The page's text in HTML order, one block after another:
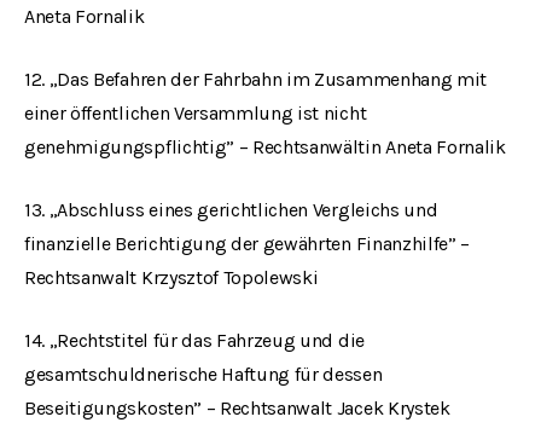
Aneta Fornalik
12. „Das Befahren der Fahrbahn im Zusammenhang mit
einer öffentlichen Versammlung ist nicht
genehmigungspflichtig” – Rechtsanwältin Aneta Fornalik
13. „Abschluss eines gerichtlichen Vergleichs und
finanzielle Berichtigung der gewährten Finanzhilfe” –
Rechtsanwalt Krzysztof Topolewski
14. „Rechtstitel für das Fahrzeug und die
gesamtschuldnerische Haftung für dessen
Beseitigungskosten” – Rechtsanwalt Jacek Krystek